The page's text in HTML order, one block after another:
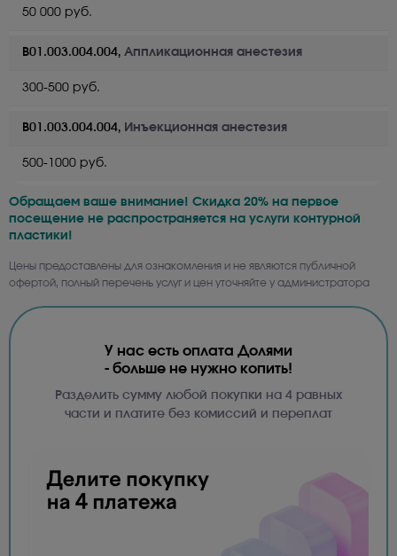
50 000 руб.
B01.003.004.004, Аппликационная анестезия
300-500 руб.
B01.003.004.004, Инъекционная анестезия
500-1000 руб.
Обращаем ваше внимание! Скидка 20% на первое
посещение не распространяется на услуги контурной
пластики!
Цены предоставлены для ознакомления и не являются публичной
офертой, полный перечень услуг и цен уточняйте у администратора
У нас есть оплата Долями
- больше не нужно копить!
Разделить сумму любой покупки на 4 равных
части и платите без комиссий и переплат